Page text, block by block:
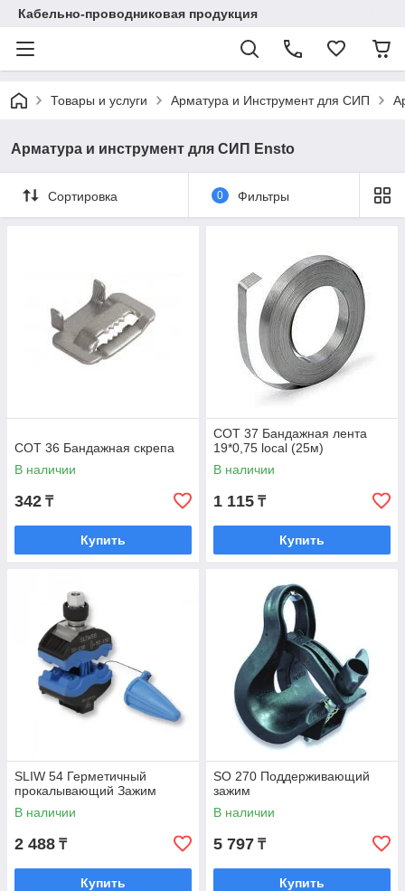
Кабельно-проводниковая продукция
Товары и услуги Арматура и Инструмент для СИП
Арматура и инструмент для СИП Ensto
Сортировка 0 Фильтры
СОТ 36 Бандажная скрепа
В наличии
342 ₸
Купить
СОТ 37 Бандажная лента
19*0,75 local (25м)
В наличии
1 115 ₸
Купить
SLIW 54 Герметичный
прокалывающий Зажим
В наличии
2 488 ₸
Купить
SO 270 Поддерживающий
зажим
В наличии
5 797 ₸
Купить